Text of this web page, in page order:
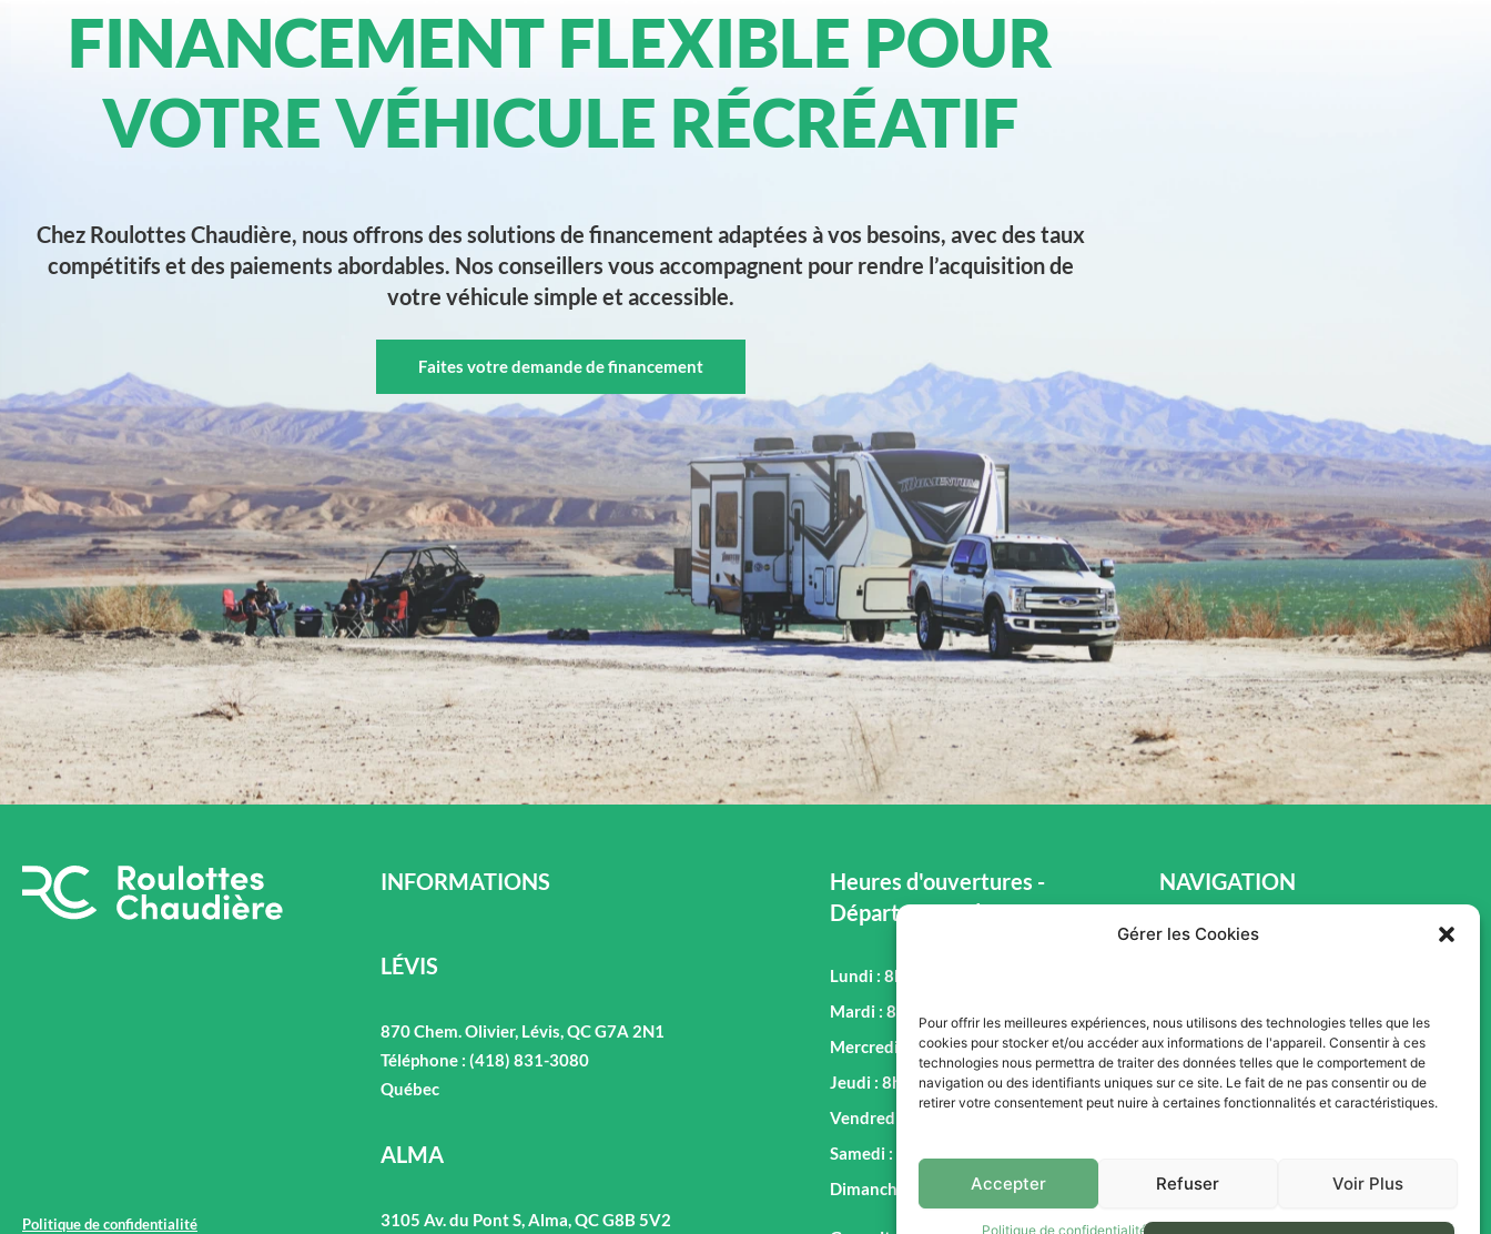
Gérer les Cookies
Pour offrir les meilleures expériences, nous utilisons des technologies telles que les
cookies pour stocker et/ou accéder aux informations de l'appareil. Consentir à ces
technologies nous permettra de traiter des données telles que le comportement de
navigation ou des identifiants uniques sur ce site. Le fait de ne pas consentir ou de
retirer votre consentement peut nuire à certaines fonctionnalités et caractéristiques.
Accepter Refuser Voir Plus
Politique de confidentialité
FINANCEMENT FLEXIBLE POUR
VOTRE VÉHICULE RÉCRÉATIF
Chez Roulottes Chaudière, nous offrons des solutions de financement adaptées à vos besoins, avec des taux
compétitifs et des paiements abordables. Nos conseillers vous accompagnent pour rendre l’acquisition de
votre véhicule simple et accessible.
Faites votre demande de financement
Politique de confidentialité
INFORMATIONS
LÉVIS
870 Chem. Olivier, Lévis, QC G7A 2N1
Téléphone : (418) 831-3080
Québec
ALMA
3105 Av. du Pont S, Alma, QC G8B 5V2
Heures d'ouvertures -
Département des Ventes
Lundi : 8h00 - 17h00
Mardi : 8h00 - 17h00
Mercredi : 8h00 - 17h00
Jeudi : 8h00 - 17h00
Vendredi : 8h00 - 17h00
Samedi : 9h00 - 16h00
Dimanche : Fermé
NAVIGATION
Accueil
Inventaire
Promotion
Blogue